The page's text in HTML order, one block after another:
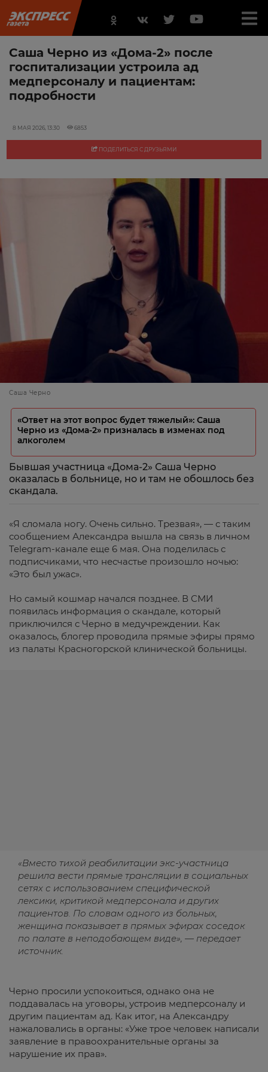
Саша Черно из «Дома-2» после
госпитализации устроила ад
медперсоналу и пациентам:
подробности
8 МАЯ 2026, 13:30 6853
ПОДЕЛИТЬСЯ С ДРУЗЬЯМИ
Саша Черно
«Ответ на этот вопрос будет тяжелый»: Саша
Черно из «Дома-2» призналась в изменах под
алкоголем
Бывшая участница «Дома-2» Саша Черно
оказалась в больнице, но и там не обошлось без
скандала.
«Я сломала ногу. Очень сильно. Трезвая», — с таким
сообщением Александра вышла на связь в личном
Telegram-канале еще 6 мая. Она поделилась с
подписчиками, что несчастье произошло ночью:
«Это был ужас».
Но самый кошмар начался позднее. В СМИ
появилась информация о скандале, который
приключился с Черно в медучреждении. Как
оказалось, блогер проводила прямые эфиры прямо
из палаты Красногорской клинической больницы.
«Вместо тихой реабилитации экс-участница
решила вести прямые трансляции в социальных
сетях с использованием специфической
лексики, критикой медперсонала и других
пациентов. По словам одного из больных,
женщина показывает в прямых эфирах соседок
по палате в неподобающем виде», — передает
источник.
Черно просили успокоиться, однако она не
поддавалась на уговоры, устроив медперсоналу и
другим пациентам ад. Как итог, на Александру
нажаловались в органы: «Уже трое человек написали
заявление в правоохранительные органы за
нарушение их прав».